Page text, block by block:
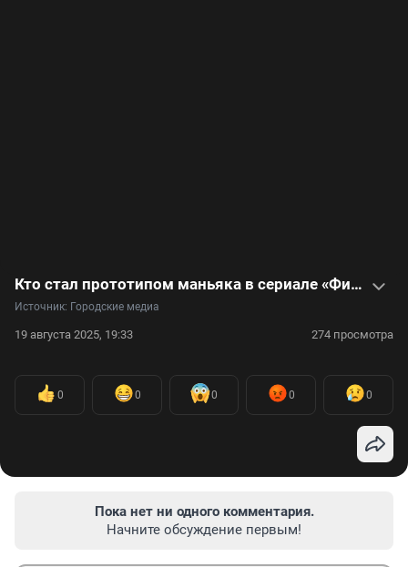
Кто стал прототипом маньяка в сериале «Фишер. Затмение»: видеоистория «Кубанского душителя»
Источник: Городские медиа
19 августа 2025, 19:33 274 просмотра
0 0 0 0 0
Пока нет ни одного комментария.
Начните обсуждение первым!